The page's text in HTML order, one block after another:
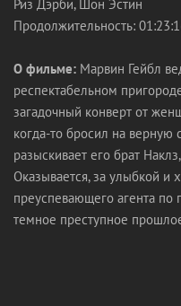
Риз Дэрби, Шон Эстин
Продолжительность:
О фильме: Марвин Гейбл
респектабельном
загадочный конверт от
когда-то бросил на верную
разыскивает его брат
Оказывается, за улыбкой
преуспевающего агента по
темное преступное